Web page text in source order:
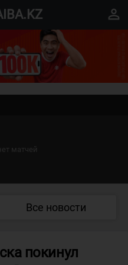
perm_identity
матчей
Все новости
покинул